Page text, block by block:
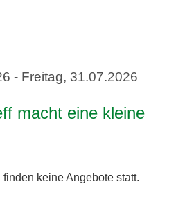
- Freitag, 31.07.2026
macht eine kleine
keine Angebote statt.